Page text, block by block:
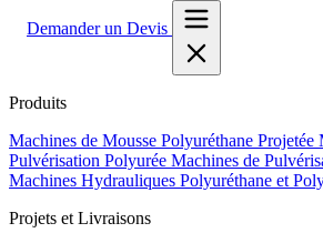
Demander un Devis
Produits
Machines de Mousse Polyuréthane Projetée
Pulvérisation Polyurée Machines de
Machines Hydrauliques Polyuréthane et
Projets et Livraisons